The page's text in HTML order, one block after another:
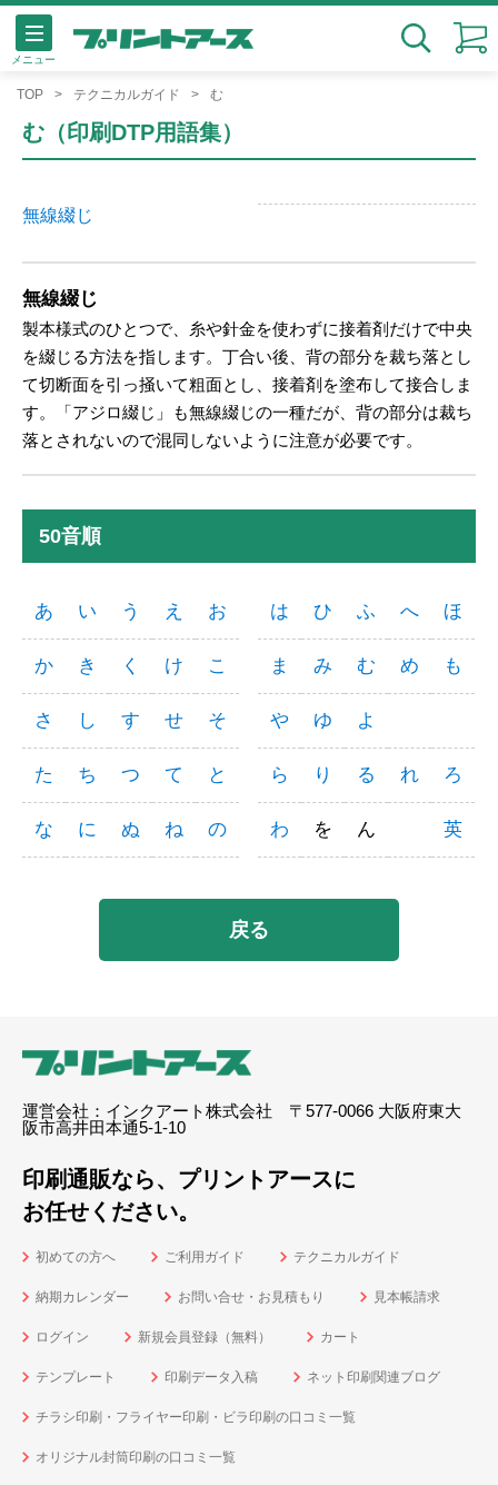
メニュー
TOP テクニカルガイド む
む（印刷DTP用語集）
無線綴じ
無線綴じ
製本様式のひとつで、糸や針金を使わずに接着剤だけで中央
を綴じる方法を指します。丁合い後、背の部分を裁ち落とし
て切断面を引っ掻いて粗面とし、接着剤を塗布して接合しま
す。「アジロ綴じ」も無線綴じの一種だが、背の部分は裁ち
落とされないので混同しないように注意が必要です。
50音順
あ い う え お
か き く け こ
さ し す せ そ
た ち つ て と
な に ぬ ね の
は ひ ふ へ ほ
ま み む め も
や ゆ よ
ら り る れ ろ
わ を ん 英
戻る
運営会社：インクアート株式会社 〒577-0066 大阪府東大
阪市高井田本通5-1-10
印刷通販なら、プリントアースに
お任せください。
初めての方へ ご利用ガイド テクニカルガイド
納期カレンダー お問い合せ・お見積もり 見本帳請求
ログイン 新規会員登録（無料） カート
テンプレート 印刷データ入稿 ネット印刷関連ブログ
チラシ印刷・フライヤー印刷・ビラ印刷の口コミ一覧
オリジナル封筒印刷の口コミ一覧